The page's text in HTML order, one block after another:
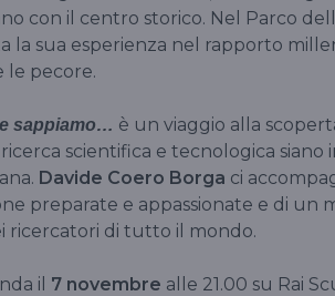
con il centro storico. Nel Parco
la sua esperienza nel rapporto
le pecore.
sappiamo… è un viaggio alla
scientifica e tecnologica
Davide Coero Borga ci
preparate e appassionate e di un
ricercatori di tutto il mondo.
il 7 novembre alle 21.00 su Rai